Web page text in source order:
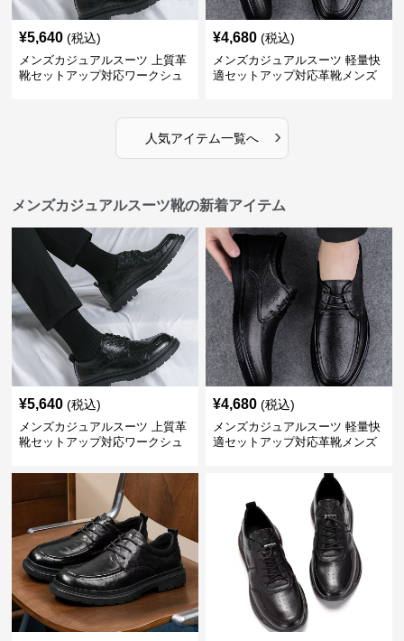
¥5,640 (税込)
メンズカジュアルスーツ 上質革
靴セットアップ対応ワークシュ
¥4,680 (税込)
メンズカジュアルスーツ 軽量快
適セットアップ対応革靴メンズ
人気アイテム一覧へ ›
メンズカジュアルスーツ靴の新着アイテム
¥5,640 (税込)
メンズカジュアルスーツ 上質革
靴セットアップ対応ワークシュ
¥4,680 (税込)
メンズカジュアルスーツ 軽量快
適セットアップ対応革靴メンズ